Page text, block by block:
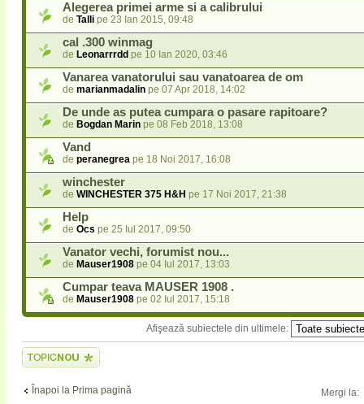
Alegerea primei arme si a calibrului
de Talli pe 23 Ian 2015, 09:48
cal .300 winmag
de Leonarrrdd pe 10 Ian 2020, 03:46
Vanarea vanatorului sau vanatoarea de om
de marianmadalin pe 07 Apr 2018, 14:02
De unde as putea cumpara o pasare rapitoare?
de Bogdan Marin pe 08 Feb 2018, 13:08
Vand
de peranegrea pe 18 Noi 2017, 16:08
winchester
de WINCHESTER 375 H&H pe 17 Noi 2017, 21:38
Help
de Ocs pe 25 Iul 2017, 09:50
Vanator vechi, forumist nou...
de Mauser1908 pe 04 Iul 2017, 13:03
Cumpar teava MAUSER 1908 .
de Mauser1908 pe 02 Iul 2017, 15:18
Afişează subiectele din ultimele:
Scrie un subiect
nou
Înapoi la Prima pagină Mergi la: